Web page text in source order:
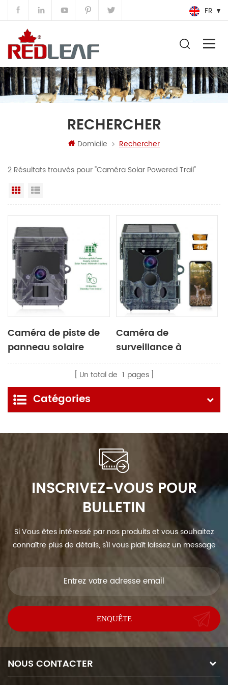
FR
RECHERCHER
Domicile Rechercher
2 Résultats trouvés pour "Caméra Solar Powered Trail"
Grille
Caméra de piste de
panneau solaire
Caméra de
surveillance à
panneau solaire
Un total de 1 pages
Catégories
INSCRIVEZ-VOUS POUR
BULLETIN
Si Vous êtes intéressé par nos produits et vous souhaitez
connaître plus de détails, s'il vous plaît laissez un message
NOUS CONTACTER